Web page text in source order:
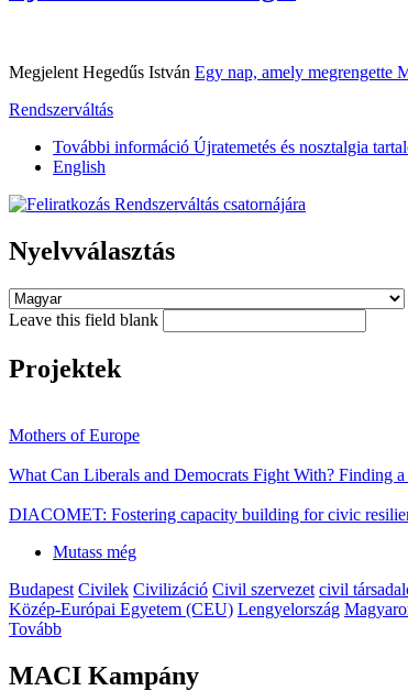
Megjelent Hegedűs István Egy nap, amely megrengette
Rendszerváltás
További információ Újratemetés és nosztalgia
English
Nyelvválasztás
Leave this field blank
Projektek
Mothers of Europe
What Can Liberals and Democrats Fight With? Finding
DIACOMET: Fostering capacity building for civic
Mutass még
Budapest Civilek Civilizáció Civil szervezet civil
Közép-Európai Egyetem (CEU) Lengyelország
Tovább
MACI Kampány